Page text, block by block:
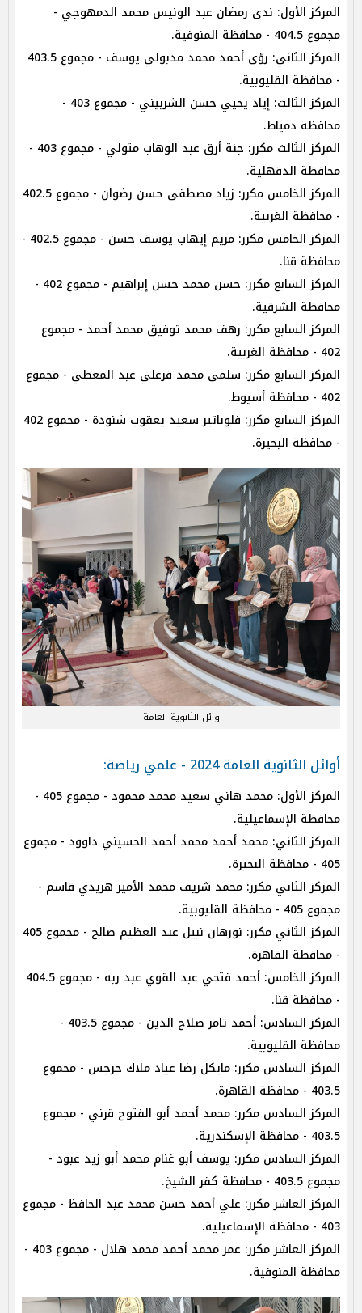
المركز الأول: ندى رمضان عبد الونيس محمد الدمهوجي -
مجموع 404.5 - محافظة المنوفية.
المركز الثاني: رؤى أحمد محمد مدبولي يوسف - مجموع 403.5
- محافظة القليوبية.
المركز الثالث: إياد يحيي حسن الشربيني - مجموع 403 -
محافظة دمياط.
المركز الثالث مكرر: جنة أرق عبد الوهاب متولي - مجموع 403 -
محافظة الدقهلية.
المركز الخامس مكرر: زياد مصطفى حسن رضوان - مجموع 402.5
- محافظة الغربية.
المركز الخامس مكرر: مريم إيهاب يوسف حسن - مجموع 402.5 -
محافظة قنا.
المركز السابع مكرر: حسن محمد حسن إبراهيم - مجموع 402 -
محافظة الشرقية.
المركز السابع مكرر: رهف محمد توفيق محمد أحمد - مجموع
402 - محافظة الغربية.
المركز السابع مكرر: سلمى محمد فرغلي عبد المعطي - مجموع
402 - محافظة أسيوط.
المركز السابع مكرر: فلوباتير سعيد يعقوب شنودة - مجموع 402
- محافظة البحيرة.
اوائل الثانوية العامة
أوائل الثانوية العامة 2024 - علمي رياضة:
المركز الأول: محمد هاني سعيد محمد محمود - مجموع 405 -
محافظة الإسماعيلية.
المركز الثاني: محمد أحمد محمد أحمد الحسيني داوود - مجموع
405 - محافظة البحيرة.
المركز الثاني مكرر: محمد شريف محمد الأمير هريدي قاسم -
مجموع 405 - محافظة القليوبية.
المركز الثاني مكرر: نورهان نبيل عبد العظيم صالح - مجموع 405
- محافظة القاهرة.
المركز الخامس: أحمد فتحي عبد القوي عبد ربه - مجموع 404.5
- محافظة قنا.
المركز السادس: أحمد تامر صلاح الدين - مجموع 403.5 -
محافظة القليوبية.
المركز السادس مكرر: مايكل رضا عياد ملاك جرجس - مجموع
403.5 - محافظة القاهرة.
المركز السادس مكرر: محمد أحمد أبو الفتوح قرني - مجموع
403.5 - محافظة الإسكندرية.
المركز السادس مكرر: يوسف أبو غنام محمد أبو زيد عبود -
مجموع 403.5 - محافظة كفر الشيخ.
المركز العاشر مكرر: علي أحمد حسن محمد عبد الحافظ - مجموع
403 - محافظة الإسماعيلية.
المركز العاشر مكرر: عمر محمد أحمد محمد هلال - مجموع 403 -
محافظة المنوفية.